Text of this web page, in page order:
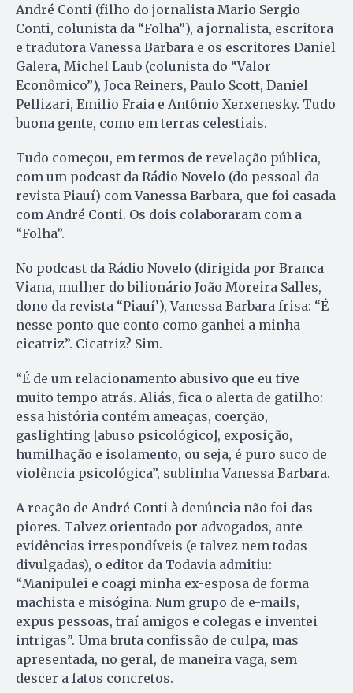
André Conti (filho do jornalista Mario Sergio
Conti, colunista da “Folha”), a jornalista, escritora
e tradutora Vanessa Barbara e os escritores Daniel
Galera, Michel Laub (colunista do “Valor
Econômico”), Joca Reiners, Paulo Scott, Daniel
Pellizari, Emilio Fraia e Antônio Xerxenesky. Tudo
buona gente, como em terras celestiais.
Tudo começou, em termos de revelação pública,
com um podcast da Rádio Novelo (do pessoal da
revista Piauí) com Vanessa Barbara, que foi casada
com André Conti. Os dois colaboraram com a
“Folha”.
No podcast da Rádio Novelo (dirigida por Branca
Viana, mulher do bilionário João Moreira Salles,
dono da revista “Piauí’), Vanessa Barbara frisa: “É
nesse ponto que conto como ganhei a minha
cicatriz”. Cicatriz? Sim.
“É de um relacionamento abusivo que eu tive
muito tempo atrás. Aliás, fica o alerta de gatilho:
essa história contém ameaças, coerção,
gaslighting [abuso psicológico], exposição,
humilhação e isolamento, ou seja, é puro suco de
violência psicológica”, sublinha Vanessa Barbara.
A reação de André Conti à denúncia não foi das
piores. Talvez orientado por advogados, ante
evidências irrespondíveis (e talvez nem todas
divulgadas), o editor da Todavia admitiu:
“Manipulei e coagi minha ex-esposa de forma
machista e misógina. Num grupo de e-mails,
expus pessoas, traí amigos e colegas e inventei
intrigas”. Uma bruta confissão de culpa, mas
apresentada, no geral, de maneira vaga, sem
descer a fatos concretos.